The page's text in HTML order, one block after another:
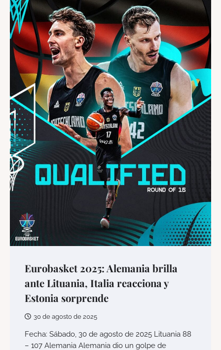
Eurobasket 2025: Alemania brilla
ante Lituania, Italia reacciona y
Estonia sorprende
30 de agosto de 2025
Fecha: Sábado, 30 de agosto de 2025 Lituania 88
– 107 Alemania Alemania dio un golpe de